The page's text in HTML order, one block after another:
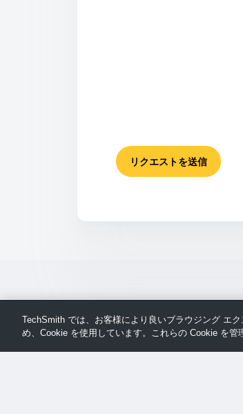
リクエストを送信
TechSmith では、お客様により良いブラウジング エ
め、Cookie を使用しています。これらの Cookie を管